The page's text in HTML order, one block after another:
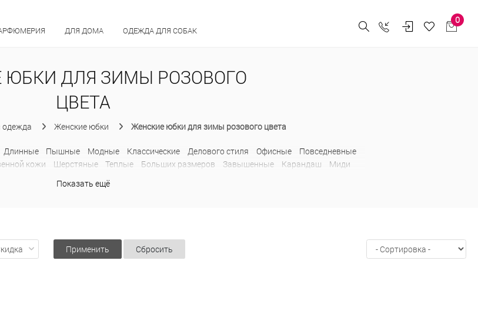
ДЛЯ ДОМА ОДЕЖДА ДЛЯ СОБАК
0
ЮБКИ ДЛЯ ЗИМЫ РОЗОВОГО
ЦВЕТА
одежда Женские юбки Женские юбки для зимы розового цвета
Длинные Пышные Модные Классические Делового стиля Офисные
Повседневные
кожи Шерстяные Теплые Больших размеров Завышенные Карандаш
Миди
Показать ещё
Применить Сбросить